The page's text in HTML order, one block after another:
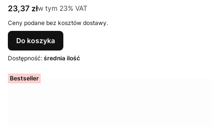
Cena brutto
23,37 złw tym %s VAT
w tym 23% VAT
Ceny podane bez kosztów dostawy.
Do koszyka
Dostępność: średnia ilość
Bestseller